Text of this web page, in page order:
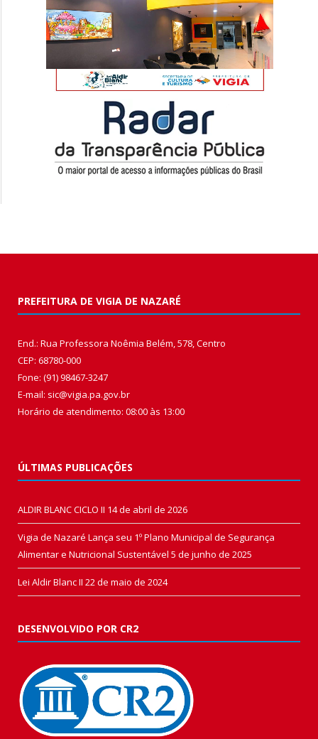
PREFEITURA DE VIGIA DE NAZARÉ
End.: Rua Professora Noêmia Belém, 578, Centro
CEP: 68780-000
Fone: (91) 98467-3247
E-mail: sic@vigia.pa.gov.br
Horário de atendimento: 08:00 às 13:00
ÚLTIMAS PUBLICAÇÕES
ALDIR BLANC CICLO II 14 de abril de 2026
Vigia de Nazaré Lança seu 1º Plano Municipal de Segurança
Alimentar e Nutricional Sustentável 5 de junho de 2025
Lei Aldir Blanc II 22 de maio de 2024
DESENVOLVIDO POR CR2